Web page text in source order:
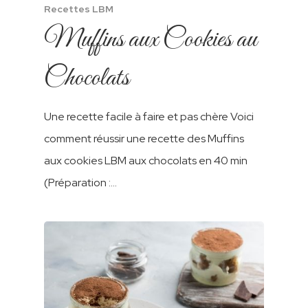
lactosérum, agents de levée
(pyrophosphate de sodium,
bicarbonate de sodium, bicarbonate
d’ammonium), sel, émulsifiant (lécithine
Recettes LBM
Muffins aux Cookies au
Chocolats
Une recette facile à faire et pas chère Voici
comment réussir une recette des Muffins
aux cookies LBM aux chocolats en 40 min
(Préparation :…